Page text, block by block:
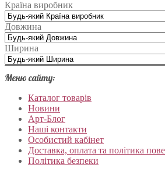
Країна виробник
Довжина
Ширина
Меню сайту:
Каталог товарів
Новини
Арт-Блог
Наші контакти
Особистий кабінет
Доставка, оплата та політика
Політика безпеки